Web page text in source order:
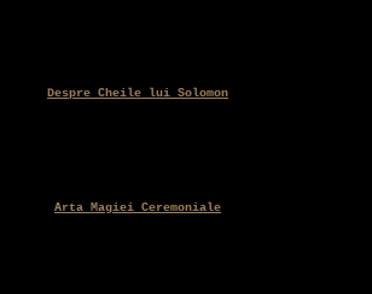
Despre Cheile lui Solomon
Arta Magiei Ceremoniale